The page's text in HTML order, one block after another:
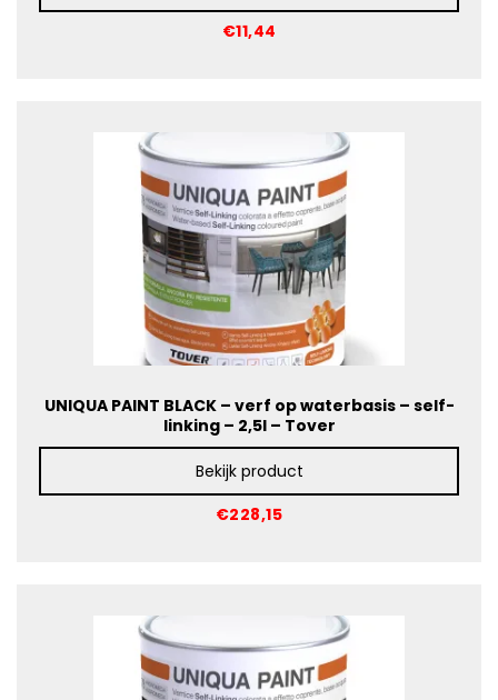
€11,44
UNIQUA PAINT BLACK – verf op waterbasis – self-
linking – 2,5l – Tover
Bekijk product
€228,15